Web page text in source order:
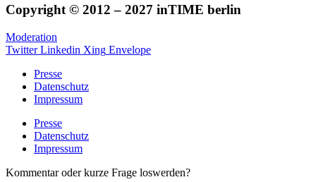
Copyright © 2012 – 2027 inTIME berlin
Moderation
Twitter Linkedin Xing Envelope
Presse
Datenschutz
Impressum
Presse
Datenschutz
Impressum
Kommentar oder kurze Frage loswerden?